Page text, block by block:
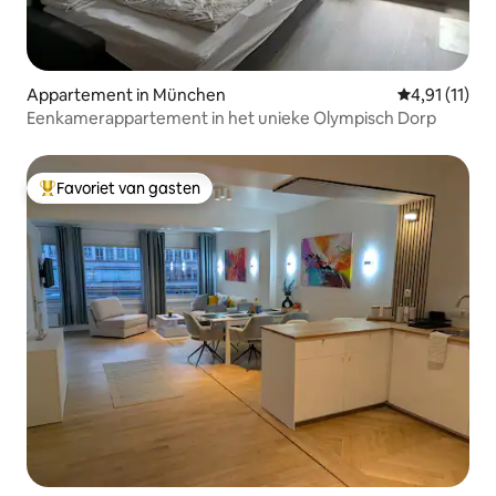
Appartement in München Gemiddelde
4,91 (11)
Eenkamerappartement in het unieke Olympisch Dorp
Topfavoriet van gasten
Favoriet van gasten